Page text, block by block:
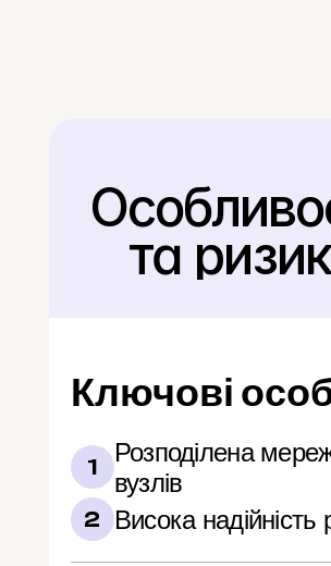
Назад
та
Ключові
1
Розподілена
вузлів
2 Висока надійність